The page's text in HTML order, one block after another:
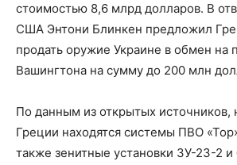
стоимостью 8,6 млрд долларов. В
США Энтони Блинкен предложил
продать оружие Украине в обмен на
Вашингтона на сумму до 200 млн
По данным из открытых источников,
Греции находятся системы ПВО
также зенитные установки ЗУ-23-2